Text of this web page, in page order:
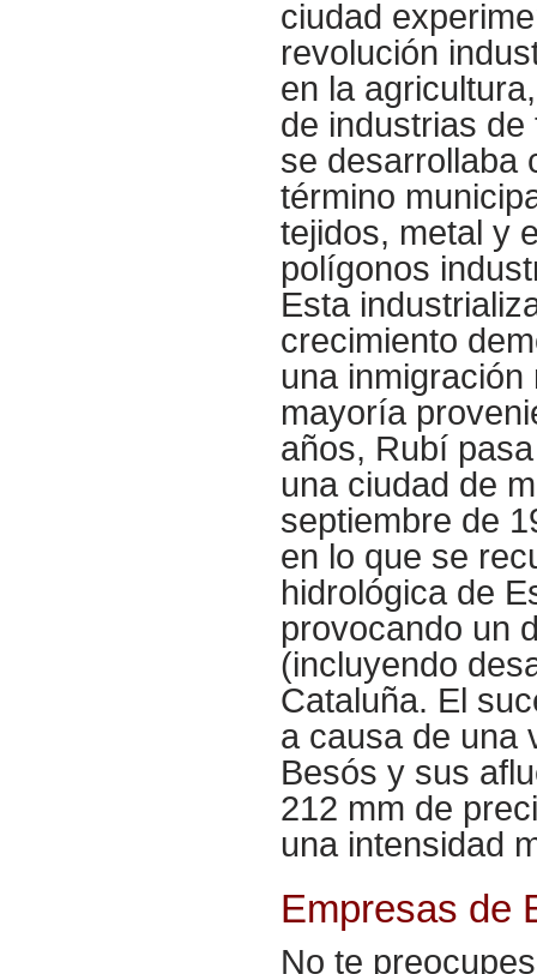
ciudad
revolución
en la
de industrias
se desarrollaba
término
tejidos, metal y
polígonos
Esta
crecimiento
una
mayoría
años, Rubí
una ciudad de
septiembre de
en lo que se
hidrológica de
provocando un
(incluyendo
Cataluña. El
a causa de una
Besós y sus
212 mm de
una intensidad
Empresas de
No te